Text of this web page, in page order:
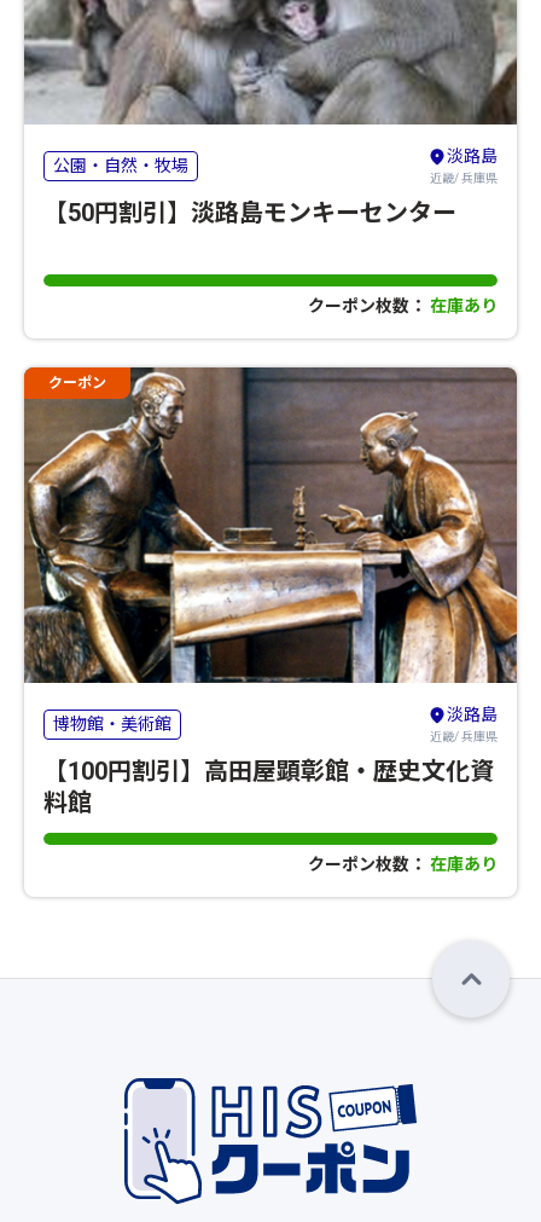
公園・自然・牧場 淡路島
近畿/ 兵庫県
【50円割引】淡路島モンキーセンター
クーポン枚数： 在庫あり
クーポン
博物館・美術館 淡路島
近畿/ 兵庫県
【100円割引】高田屋顕彰館・歴史文化資
料館
クーポン枚数： 在庫あり